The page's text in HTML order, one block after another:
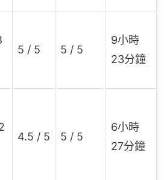
5 / 5 5 / 5
9小時
23分鐘
4.5 / 5 5 / 5
6小時
27分鐘